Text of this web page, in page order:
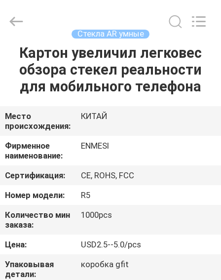
ДОМ
ПРОДУКТЫ
О
НАС
ПУТЕШЕСТВИЕ
ФАБРИКИ
ПРОВЕРКА
КАЧЕСТВА
НОВОСТИ
Technology
Стекла AR умные
Картон увеличил легковес
обзора стекел реальности
для мобильного телефона
Место
происхождения:
КИТАЙ
Фирменное
наименование:
ENMESI
Сертификация:
CE, ROHS, FCC
Номер модели:
R5
Количество мин
заказа:
1000pcs
Цена:
USD2.5--5.0/pcs
Упаковывая
детали:
коробка gfit